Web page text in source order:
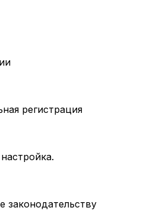
регистрация
законодательству